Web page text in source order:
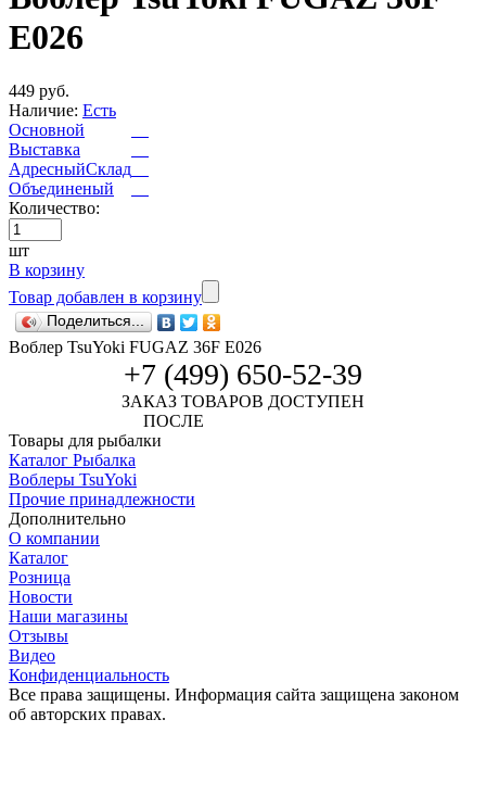
E026
449 руб.
Наличие: Есть
Основной
Выставка
АдресныйСклад
Объединеный
Количество:
шт
В корзину
Товар добавлен в корзину
Поделиться...
Воблер TsuYoki FUGAZ 36F E026
+7 (499) 650-52-39
ЗАКАЗ ТОВАРОВ ДОСТУПЕН
ПОСЛЕ
Товары для рыбалки
Каталог Рыбалка
Воблеры TsuYoki
Прочие принадлежности
Дополнительно
О компании
Каталог
Розница
Новости
Наши магазины
Отзывы
Видео
Конфиденциальность
Все права защищены. Информация сайта защищена законом
об авторских правах.